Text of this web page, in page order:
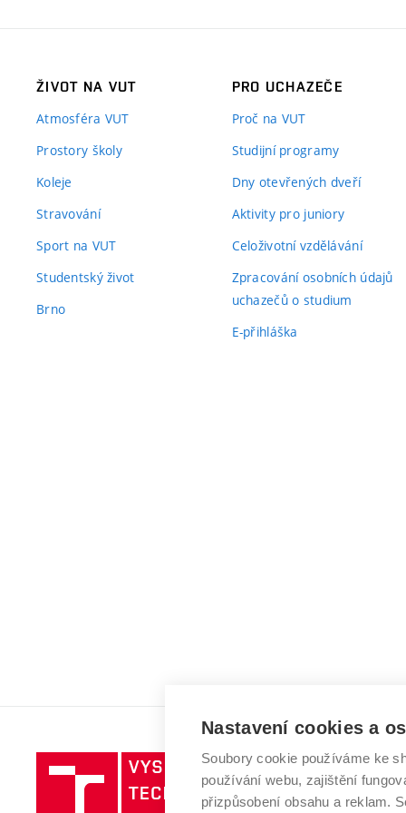
ŽIVOT NA VUT
Atmosféra VUT
Prostory školy
Koleje
Stravování
Sport na VUT
Studentský život
Brno
PRO UCHAZEČE
Proč na VUT
Studijní programy
Dny otevřených dveří
Aktivity pro juniory
Celoživotní vzdělávání
Zpracování osobních údajů
uchazečů o studium
E-přihláška
Vysoké
učení
technické
Nastavení cookies a
Soubory cookie používáme ke
používání webu, zajištění
přizpůsobení obsahu a reklam.